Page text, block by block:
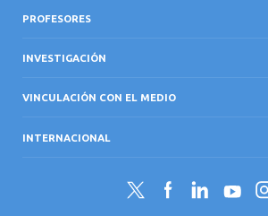
PROFESORES
INVESTIGACIÓN
VINCULACIÓN CON EL MEDIO
INTERNACIONAL
Twitter FacebookLinkedIn